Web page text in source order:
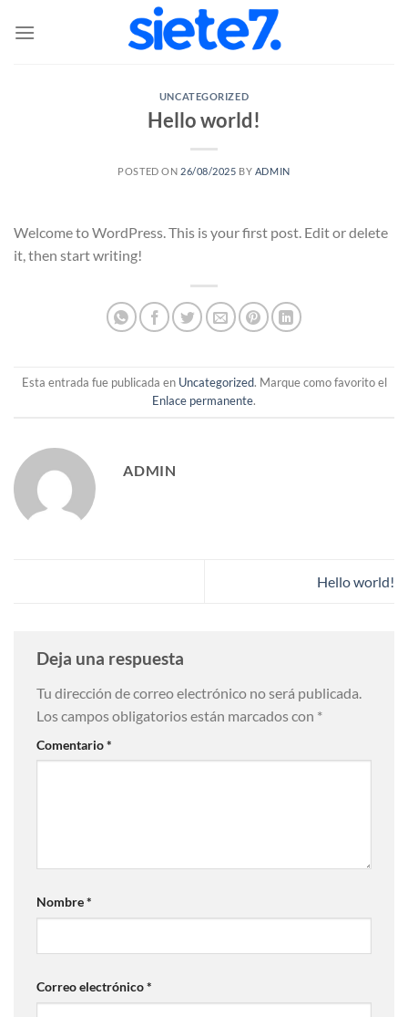
UNCATEGORIZED
Hello world!
POSTED ON 26/08/2025 BY ADMIN
Welcome to WordPress. This is your first post. Edit or delete
it, then start writing!
Esta entrada fue publicada en Uncategorized. Marque como favorito el
Enlace permanente.
ADMIN
Hello world!
Deja una respuesta
Tu dirección de correo electrónico no será publicada.
Los campos obligatorios están marcados con *
Comentario*
Nombre*
Correo electrónico*